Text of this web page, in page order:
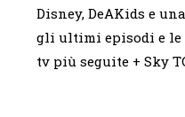
Disney, DeAKids e
gli ultimi episodi e le
tv più seguite + Sky